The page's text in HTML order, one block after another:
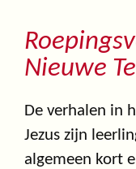
Nieuwe
De verhalen in
Jezus zijn
algemeen kort